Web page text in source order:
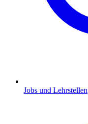
Jobs und Lehrstellen